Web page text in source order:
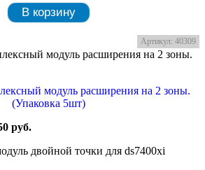
В корзину
Артикул: 40309
модуль расширения на 2 зоны.
(Упаковка 5шт)
руб.
двойной точки для ds7400xi